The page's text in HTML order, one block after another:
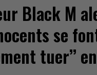
Black M
se
tuer’’